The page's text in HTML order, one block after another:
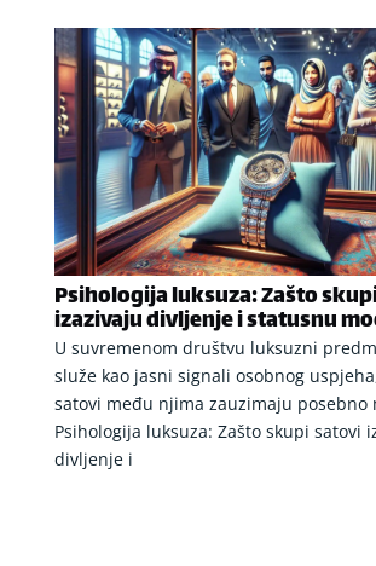
Psihologija luksuza: Zašto
izazivaju divljenje i statusnu
U suvremenom društvu luksuzni
služe kao jasni signali osobnog
satovi među njima zauzimaju posebno
Psihologija luksuza: Zašto skupi satovi
divljenje i